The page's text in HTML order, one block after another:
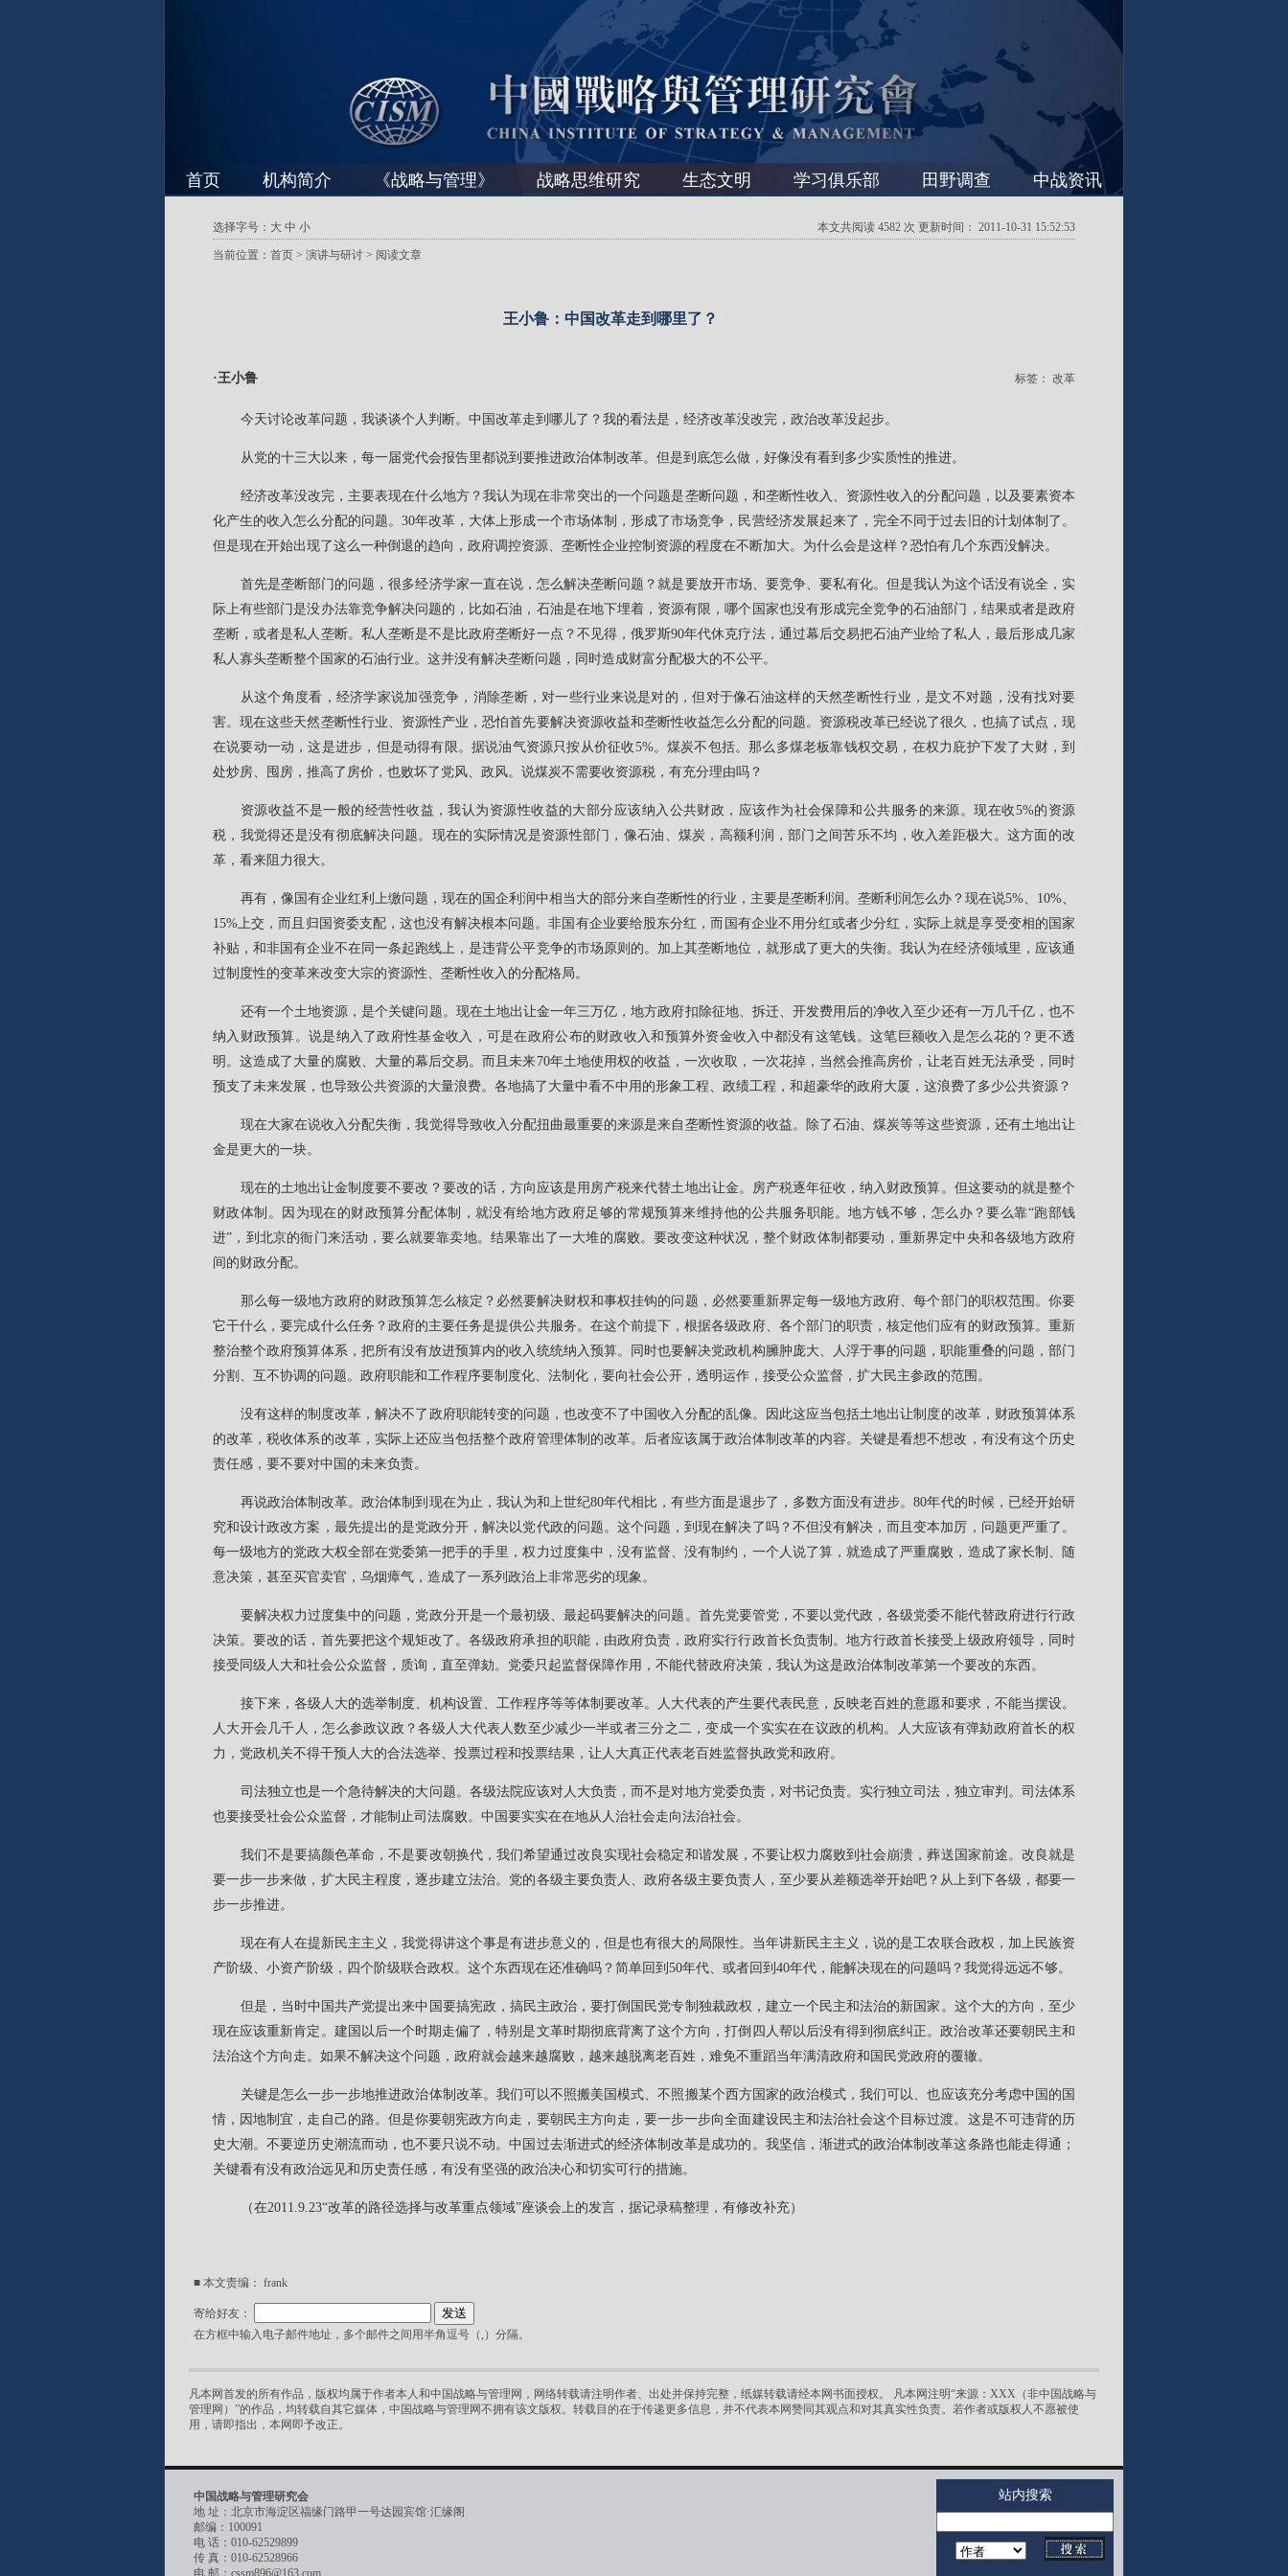
首页 机构简介 《战略与管理》 战略思维研究 生态文明 学习俱乐部 田野调查 中战资讯
选择字号： 大 中 小 本文共阅读 4582 次 更新时间： 2011-10-31 15:52:53
当前位置： 首页 > 演讲与研讨 > 阅读文章
王小鲁：中国改革走到哪里了？
·王小鲁 标签： 改革
今天讨论改革问题，我谈谈个人判断。中国改革走到哪儿了？我的看法是，经济改革没改完，政治改革没起步。
从党的十三大以来，每一届党代会报告里都说到要推进政治体制改革。但是到底怎么做，好像没有看到多少实质性的推进。
经济改革没改完，主要表现在什么地方？我认为现在非常突出的一个问题是垄断问题，和垄断性收入、资源性收入的分配问题，以及要素资本
化产生的收入怎么分配的问题。30年改革，大体上形成一个市场体制，形成了市场竞争，民营经济发展起来了，完全不同于过去旧的计划体制了。
但是现在开始出现了这么一种倒退的趋向，政府调控资源、垄断性企业控制资源的程度在不断加大。为什么会是这样？恐怕有几个东西没解决。
首先是垄断部门的问题，很多经济学家一直在说，怎么解决垄断问题？就是要放开市场、要竞争、要私有化。但是我认为这个话没有说全，实
际上有些部门是没办法靠竞争解决问题的，比如石油，石油是在地下埋着，资源有限，哪个国家也没有形成完全竞争的石油部门，结果或者是政府
垄断，或者是私人垄断。私人垄断是不是比政府垄断好一点？不见得，俄罗斯90年代休克疗法，通过幕后交易把石油产业给了私人，最后形成几家
私人寡头垄断整个国家的石油行业。这并没有解决垄断问题，同时造成财富分配极大的不公平。
从这个角度看，经济学家说加强竞争，消除垄断，对一些行业来说是对的，但对于像石油这样的天然垄断性行业，是文不对题，没有找对要
害。现在这些天然垄断性行业、资源性产业，恐怕首先要解决资源收益和垄断性收益怎么分配的问题。资源税改革已经说了很久，也搞了试点，现
在说要动一动，这是进步，但是动得有限。据说油气资源只按从价征收5%。煤炭不包括。那么多煤老板靠钱权交易，在权力庇护下发了大财，到
处炒房、囤房，推高了房价，也败坏了党风、政风。说煤炭不需要收资源税，有充分理由吗？
资源收益不是一般的经营性收益，我认为资源性收益的大部分应该纳入公共财政，应该作为社会保障和公共服务的来源。现在收5%的资源
税，我觉得还是没有彻底解决问题。现在的实际情况是资源性部门，像石油、煤炭，高额利润，部门之间苦乐不均，收入差距极大。这方面的改
革，看来阻力很大。
再有，像国有企业红利上缴问题，现在的国企利润中相当大的部分来自垄断性的行业，主要是垄断利润。垄断利润怎么办？现在说5%、10%、
15%上交，而且归国资委支配，这也没有解决根本问题。非国有企业要给股东分红，而国有企业不用分红或者少分红，实际上就是享受变相的国家
补贴，和非国有企业不在同一条起跑线上，是违背公平竞争的市场原则的。加上其垄断地位，就形成了更大的失衡。我认为在经济领域里，应该通
过制度性的变革来改变大宗的资源性、垄断性收入的分配格局。
还有一个土地资源，是个关键问题。现在土地出让金一年三万亿，地方政府扣除征地、拆迁、开发费用后的净收入至少还有一万几千亿，也不
纳入财政预算。说是纳入了政府性基金收入，可是在政府公布的财政收入和预算外资金收入中都没有这笔钱。这笔巨额收入是怎么花的？更不透
明。这造成了大量的腐败、大量的幕后交易。而且未来70年土地使用权的收益，一次收取，一次花掉，当然会推高房价，让老百姓无法承受，同时
预支了未来发展，也导致公共资源的大量浪费。各地搞了大量中看不中用的形象工程、政绩工程，和超豪华的政府大厦，这浪费了多少公共资源？
现在大家在说收入分配失衡，我觉得导致收入分配扭曲最重要的来源是来自垄断性资源的收益。除了石油、煤炭等等这些资源，还有土地出让
金是更大的一块。
现在的土地出让金制度要不要改？要改的话，方向应该是用房产税来代替土地出让金。房产税逐年征收，纳入财政预算。但这要动的就是整个
财政体制。因为现在的财政预算分配体制，就没有给地方政府足够的常规预算来维持他的公共服务职能。地方钱不够，怎么办？要么靠“跑部钱
进”，到北京的衙门来活动，要么就要靠卖地。结果靠出了一大堆的腐败。要改变这种状况，整个财政体制都要动，重新界定中央和各级地方政府
间的财政分配。
那么每一级地方政府的财政预算怎么核定？必然要解决财权和事权挂钩的问题，必然要重新界定每一级地方政府、每个部门的职权范围。你要
它干什么，要完成什么任务？政府的主要任务是提供公共服务。在这个前提下，根据各级政府、各个部门的职责，核定他们应有的财政预算。重新
整治整个政府预算体系，把所有没有放进预算内的收入统统纳入预算。同时也要解决党政机构臃肿庞大、人浮于事的问题，职能重叠的问题，部门
分割、互不协调的问题。政府职能和工作程序要制度化、法制化，要向社会公开，透明运作，接受公众监督，扩大民主参政的范围。
没有这样的制度改革，解决不了政府职能转变的问题，也改变不了中国收入分配的乱像。因此这应当包括土地出让制度的改革，财政预算体系
的改革，税收体系的改革，实际上还应当包括整个政府管理体制的改革。后者应该属于政治体制改革的内容。关键是看想不想改，有没有这个历史
责任感，要不要对中国的未来负责。
再说政治体制改革。政治体制到现在为止，我认为和上世纪80年代相比，有些方面是退步了，多数方面没有进步。80年代的时候，已经开始研
究和设计政改方案，最先提出的是党政分开，解决以党代政的问题。这个问题，到现在解决了吗？不但没有解决，而且变本加厉，问题更严重了。
每一级地方的党政大权全部在党委第一把手的手里，权力过度集中，没有监督、没有制约，一个人说了算，就造成了严重腐败，造成了家长制、随
意决策，甚至买官卖官，乌烟瘴气，造成了一系列政治上非常恶劣的现象。
要解决权力过度集中的问题，党政分开是一个最初级、最起码要解决的问题。首先党要管党，不要以党代政，各级党委不能代替政府进行行政
决策。要改的话，首先要把这个规矩改了。各级政府承担的职能，由政府负责，政府实行行政首长负责制。地方行政首长接受上级政府领导，同时
接受同级人大和社会公众监督，质询，直至弹劾。党委只起监督保障作用，不能代替政府决策，我认为这是政治体制改革第一个要改的东西。
接下来，各级人大的选举制度、机构设置、工作程序等等体制要改革。人大代表的产生要代表民意，反映老百姓的意愿和要求，不能当摆设。
人大开会几千人，怎么参政议政？各级人大代表人数至少减少一半或者三分之二，变成一个实实在在议政的机构。人大应该有弹劾政府首长的权
力，党政机关不得干预人大的合法选举、投票过程和投票结果，让人大真正代表老百姓监督执政党和政府。
司法独立也是一个急待解决的大问题。各级法院应该对人大负责，而不是对地方党委负责，对书记负责。实行独立司法，独立审判。司法体系
也要接受社会公众监督，才能制止司法腐败。中国要实实在在地从人治社会走向法治社会。
我们不是要搞颜色革命，不是要改朝换代，我们希望通过改良实现社会稳定和谐发展，不要让权力腐败到社会崩溃，葬送国家前途。改良就是
要一步一步来做，扩大民主程度，逐步建立法治。党的各级主要负责人、政府各级主要负责人，至少要从差额选举开始吧？从上到下各级，都要一
步一步推进。
现在有人在提新民主主义，我觉得讲这个事是有进步意义的，但是也有很大的局限性。当年讲新民主主义，说的是工农联合政权，加上民族资
产阶级、小资产阶级，四个阶级联合政权。这个东西现在还准确吗？简单回到50年代、或者回到40年代，能解决现在的问题吗？我觉得远远不够。
但是，当时中国共产党提出来中国要搞宪政，搞民主政治，要打倒国民党专制独裁政权，建立一个民主和法治的新国家。这个大的方向，至少
现在应该重新肯定。建国以后一个时期走偏了，特别是文革时期彻底背离了这个方向，打倒四人帮以后没有得到彻底纠正。政治改革还要朝民主和
法治这个方向走。如果不解决这个问题，政府就会越来越腐败，越来越脱离老百姓，难免不重蹈当年满清政府和国民党政府的覆辙。
关键是怎么一步一步地推进政治体制改革。我们可以不照搬美国模式、不照搬某个西方国家的政治模式，我们可以、也应该充分考虑中国的国
情，因地制宜，走自己的路。但是你要朝宪政方向走，要朝民主方向走，要一步一步向全面建设民主和法治社会这个目标过渡。这是不可违背的历
史大潮。不要逆历史潮流而动，也不要只说不动。中国过去渐进式的经济体制改革是成功的。我坚信，渐进式的政治体制改革这条路也能走得通；
关键看有没有政治远见和历史责任感，有没有坚强的政治决心和切实可行的措施。
（在2011.9.23“改革的路径选择与改革重点领域”座谈会上的发言，据记录稿整理，有修改补充）
■ 本文责编： frank
寄给好友：
在方框中输入电子邮件地址，多个邮件之间用半角逗号（,）分隔。
凡本网首发的所有作品，版权均属于作者本人和中国战略与管理网，网络转载请注明作者、出处并保持完整，纸媒转载请经本网书面授权。 凡本网注明“来源：XXX（非中国战略与
管理网）”的作品，均转载自其它媒体，中国战略与管理网不拥有该文版权。转载目的在于传递更多信息，并不代表本网赞同其观点和对其真实性负责。若作者或版权人不愿被使
用，请即指出，本网即予改正。
中国战略与管理研究会
地 址：北京市海淀区福缘门路甲一号达园宾馆·汇缘阁
邮编：100091
电 话：010-62529899
传 真：010-62528966
电 邮：cssm896@163.com
站内搜索